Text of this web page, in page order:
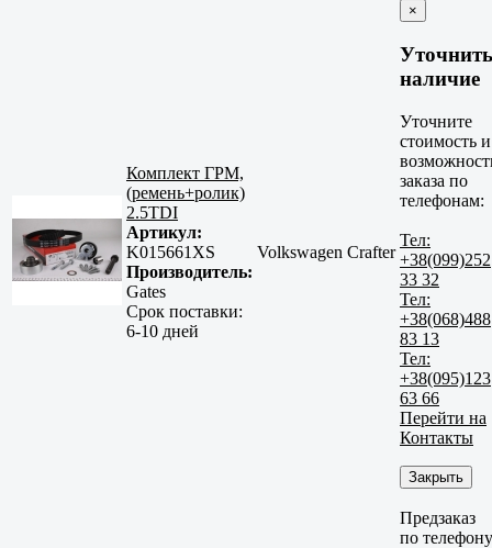
Комплект ГРМ,
(ремень+ролик)
2.5TDI
Артикул:
K015661XS
Производитель:
Gates
Срок поставки:
6-10 дней
Volkswagen Crafter
×
Уточнить
наличие
Уточните
стоимость и
заказа по
телефонам:
Тел:
+38(099)252
33 32
Тел:
+38(068)488
83 13
Тел:
+38(095)123
63 66
Перейти на
Контакты
Закрыть
Предзаказ
по телефону